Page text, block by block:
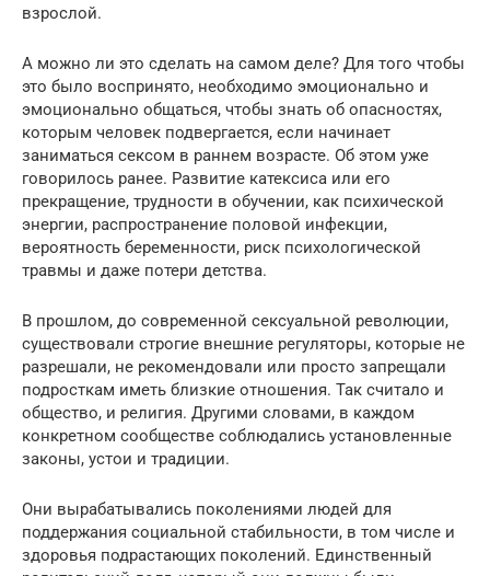
взрослой.
А можно ли это сделать на самом деле? Для того чтобы
это было воспринято, необходимо эмоционально и
эмоционально общаться, чтобы знать об опасностях,
которым человек подвергается, если начинает
заниматься сексом в раннем возрасте. Об этом уже
говорилось ранее. Развитие катексиса или его
прекращение, трудности в обучении, как психической
энергии, распространение половой инфекции,
вероятность беременности, риск психологической
травмы и даже потери детства.
В прошлом, до современной сексуальной революции,
существовали строгие внешние регуляторы, которые не
разрешали, не рекомендовали или просто запрещали
подросткам иметь близкие отношения. Так считало и
общество, и религия. Другими словами, в каждом
конкретном сообществе соблюдались установленные
законы, устои и традиции.
Они вырабатывались поколениями людей для
поддержания социальной стабильности, в том числе и
здоровья подрастающих поколений. Единственный